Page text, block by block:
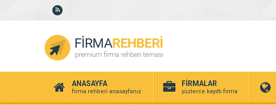
ANASAYFA
firma rehberi anasayfanız
FİRMALAR
yüzlerce kayıtlı firma